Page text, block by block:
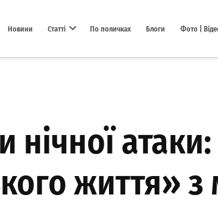
Новини Статті По поличках Блоги Фото |
нічної атаки:
життя» з